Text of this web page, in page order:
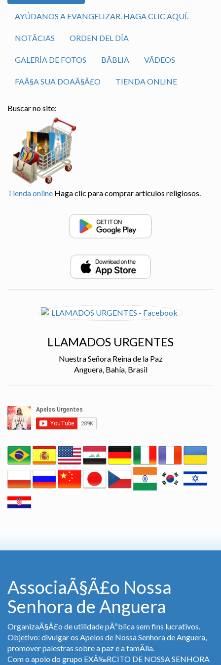
AYÚDANOS A EVANGELIZAR. HAGA CLIC AQUÍ.
NOTÃ­CIAS ORDEN DEL DÍA
GALERÍA DE FOTOS BÃ­BLIA VÃ­DEOS
FAÃ§A SUA DOAÃ§Ã£O TIENDA ONLINE
Buscar no site:
Tienda online Haga clic para comprar artículos religiosos.
LLAMADOS URGENTES
Nuestra Señora Reina de la Paz
Anguera, Bahía, Brasil
AssociaÃ§Ã£o Nossa
Senhora de Anguera
OrganizaÃ§Ã£o de utilidade pÃºblica sem fins lucrativos.
Objetivo: divulgar os Apelos de Nossa Senhora de Anguera,
promover palestras sobre a paz e a famÃ­lia.
Com o apoio do grupo EXÃ‰RCITO DE NOSSA SENHORA